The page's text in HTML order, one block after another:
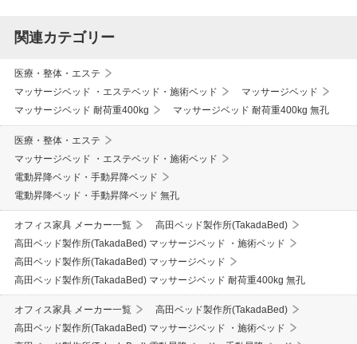
関連カテゴリー
医療・整体・エステ
マッサージベッド ・エステベッド・施術ベッド
マッサージベッド
マッサージベッド 耐荷重400kg
マッサージベッド 耐荷重400kg 無孔
医療・整体・エステ
マッサージベッド ・エステベッド・施術ベッド
電動昇降ベッド・手動昇降ベッド
電動昇降ベッド・手動昇降ベッド 無孔
オフィス家具 メーカー一覧
高田ベッド製作所(TakadaBed)
高田ベッド製作所(TakadaBed) マッサージベッド ・施術ベッド
高田ベッド製作所(TakadaBed) マッサージベッド
高田ベッド製作所(TakadaBed) マッサージベッド 耐荷重400kg 無孔
オフィス家具 メーカー一覧
高田ベッド製作所(TakadaBed)
高田ベッド製作所(TakadaBed) マッサージベッド ・施術ベッド